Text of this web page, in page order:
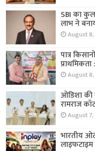
SBI का कुल
लाभ ने
August
पात्र
August
ओडिशा
रामराज
August 7,
भारतीय
लाइफटाइम